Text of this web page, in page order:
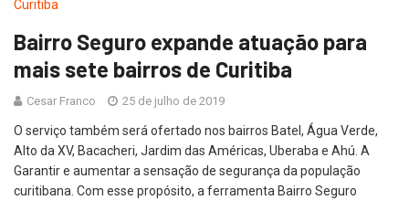
Bairro Seguro expande atuação para
mais sete bairros de Curitiba
Cesar Franco 25 de julho de 2019
O serviço também será ofertado nos bairros Batel, Água Verde,
Alto da XV, Bacacheri, Jardim das Américas, Uberaba e Ahú. A
Garantir e aumentar a sensação de segurança da população
curitibana. Com esse propósito, a ferramenta Bairro Seguro